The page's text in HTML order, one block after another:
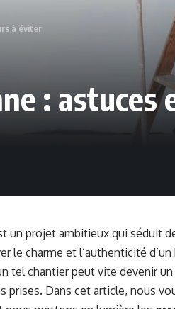
à éviter
:
un projet ambitieux qui séduit
le charme et l’authenticité
tel chantier peut vite devenir un
prises. Dans cet article, nous